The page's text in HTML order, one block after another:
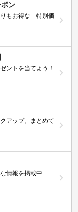
ン
もお得な「特別価
ントを当てよう！
アップ。まとめて
情報を掲載中